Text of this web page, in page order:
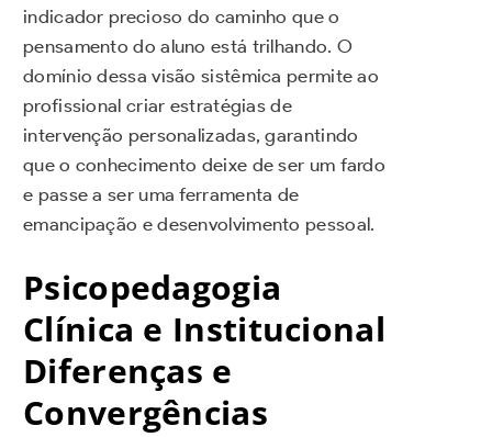
indicador precioso do caminho que o
pensamento do aluno está trilhando. O
domínio dessa visão sistêmica permite ao
profissional criar estratégias de
intervenção personalizadas, garantindo
que o conhecimento deixe de ser um fardo
e passe a ser uma ferramenta de
emancipação e desenvolvimento pessoal.
Psicopedagogia
Clínica e Institucional
Diferenças e
Convergências